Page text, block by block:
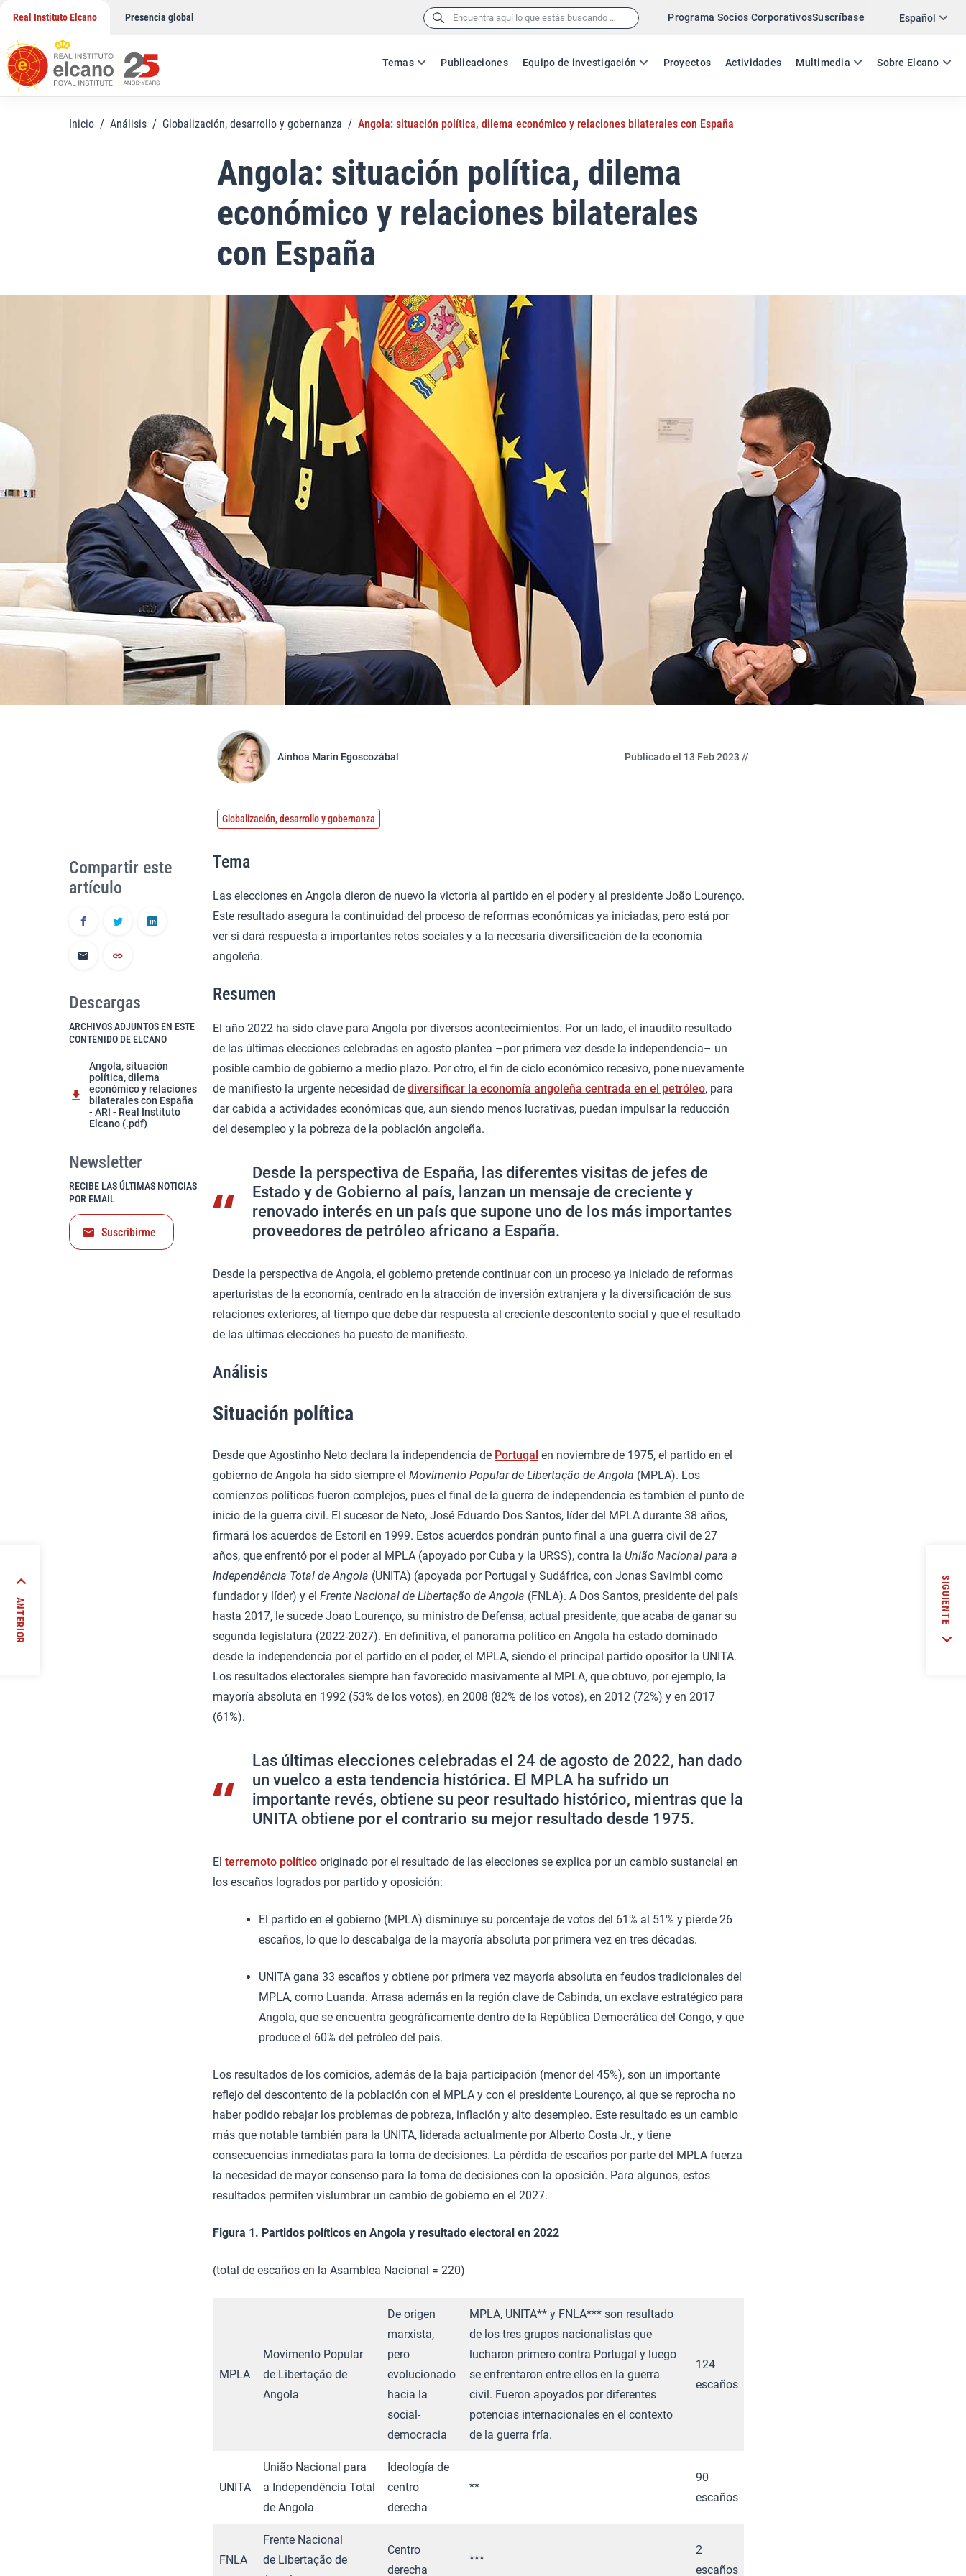
contenido
Real Instituto Elcano Presencia global Buscar: Programa Socios CorporativosSuscríbase Español
ES EN
Temas Publicaciones Equipo de investigación Proyectos Actividades Multimedia Sobre Elcano
Twitter
Inicio / Análisis / Globalización, desarrollo y gobernanza / Angola: situación política, dilema económico y relaciones bilaterales con España
Angola: situación política, dilema
económico y relaciones bilaterales
con España
Ainhoa Marín Egoscozábal Publicado el 13 Feb 2023 //
Globalización, desarrollo y gobernanza
Tema
Las elecciones en Angola dieron de nuevo la victoria al partido en el poder y al presidente João Lourenço.
Este resultado asegura la continuidad del proceso de reformas económicas ya iniciadas, pero está por
ver si dará respuesta a importantes retos sociales y a la necesaria diversificación de la economía
angoleña.
Resumen
El año 2022 ha sido clave para Angola por diversos acontecimientos. Por un lado, el inaudito resultado
de las últimas elecciones celebradas en agosto plantea –por primera vez desde la independencia– un
posible cambio de gobierno a medio plazo. Por otro, el fin de ciclo económico recesivo, pone nuevamente
de manifiesto la urgente necesidad de diversificar la economía angoleña centrada en el petróleo, para
dar cabida a actividades económicas que, aun siendo menos lucrativas, puedan impulsar la reducción
del desempleo y la pobreza de la población angoleña.
Desde la perspectiva de España, las diferentes visitas de jefes de
Estado y de Gobierno al país, lanzan un mensaje de creciente y
renovado interés en un país que supone uno de los más importantes
proveedores de petróleo africano a España.
Desde la perspectiva de Angola, el gobierno pretende continuar con un proceso ya iniciado de reformas
aperturistas de la economía, centrado en la atracción de inversión extranjera y la diversificación de sus
relaciones exteriores, al tiempo que debe dar respuesta al creciente descontento social y que el resultado
de las últimas elecciones ha puesto de manifiesto.
Análisis
Situación política
Desde que Agostinho Neto declara la independencia de Portugal en noviembre de 1975, el partido en el
gobierno de Angola ha sido siempre el Movimento Popular de Libertação de Angola​ (MPLA). Los
comienzos políticos fueron complejos, pues el final de la guerra de independencia es también el punto de
inicio de la guerra civil. El sucesor de Neto, José Eduardo Dos Santos, líder del MPLA durante 38 años,
firmará los acuerdos de Estoril en 1999. Estos acuerdos pondrán punto final a una guerra civil de 27
años, que enfrentó por el poder al MPLA (apoyado por Cuba y la URSS), contra la União Nacional para a
Independência Total de Angola (UNITA) (apoyada por Portugal y Sudáfrica, con Jonas Savimbi como
fundador y líder) y el Frente Nacional de Libertação de Angola (FNLA). A Dos Santos, presidente del país
hasta 2017, le sucede Joao Lourenço, su ministro de Defensa, actual presidente, que acaba de ganar su
segunda legislatura (2022-2027). En definitiva, el panorama político en Angola ha estado dominado
desde la independencia por el partido en el poder, el MPLA, siendo el principal partido opositor la UNITA.
Los resultados electorales siempre han favorecido masivamente al MPLA, que obtuvo, por ejemplo, la
mayoría absoluta en 1992 (53% de los votos), en 2008 (82% de los votos), en 2012 (72%) y en 2017
(61%). ​
Las últimas elecciones celebradas el 24 de agosto de 2022, han dado
un vuelco a esta tendencia histórica. El MPLA ha sufrido un
importante revés, obtiene su peor resultado histórico, mientras que la
UNITA obtiene por el contrario su mejor resultado desde 1975.
El terremoto político originado por el resultado de las elecciones se explica por un cambio sustancial en
los escaños logrados por partido y oposición:​
El partido en el gobierno (MPLA) disminuye su porcentaje de votos del 61% al 51% y pierde ​26
escaños, lo que lo descabalga de la mayoría absoluta por primera vez en tres décadas.
UNITA gana 33 escaños y obtiene por primera vez mayoría absoluta en feudos tradicionales del
MPLA, como Luanda. Arrasa además en la región clave de Cabinda, un exclave estratégico para
Angola, que se encuentra geográficamente dentro de la República Democrática del Congo, y que
produce el 60% del petróleo del país.
Los resultados de los comicios, además de la baja participación (menor del 45%), son un importante
reflejo del descontento de la población con el MPLA y con el presidente Lourenço, al que se reprocha no
haber podido rebajar los problemas de pobreza, inflación y alto desempleo. Este resultado es un cambio
más que notable también para la UNITA, liderada actualmente por Alberto Costa Jr., y tiene
consecuencias inmediatas para la toma de decisiones. La pérdida de escaños por parte del MPLA fuerza
la necesidad de mayor consenso para la toma de decisiones con la oposición. Para algunos, estos
resultados permiten vislumbrar un cambio de gobierno en el 2027.
Figura 1. Partidos políticos en Angola y resultado electoral en 2022
(total de escaños en la Asamblea Nacional = 220)
MPLA​
Movimento Popular
de Libertação de
Angola​
De origen
marxista,
pero
evolucionado
hacia la
social-
democracia
MPLA, UNITA** y FNLA*** son resultado
de los tres grupos nacionalistas que
lucharon primero contra Portugal y luego
se enfrentaron entre ellos en la guerra
civil. Fueron apoyados por diferentes
potencias internacionales en el contexto
de la guerra fría.
124
escaños
UNITA​
União Nacional para
a Independência Total
de Angola​
Ideología de
centro
derecha
**
90
escaños
FNLA​
Frente Nacional
de Libertação de
Centro
derecha​ ​
***
2
escaños
Compartir este
artículo
Descargas
ARCHIVOS ADJUNTOS EN ESTE
CONTENIDO DE ELCANO
Angola, situación
política, dilema
económico y relaciones
bilaterales con España
- ARI - Real Instituto
Elcano (.pdf)
Newsletter
RECIBE LAS ÚLTIMAS NOTICIAS
POR EMAIL
Suscribirme
ANTERIOR SIGUIENTE